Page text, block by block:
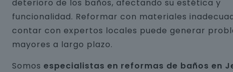
deterioro de los baños, afectando su estética y
funcionalidad. Reformar con materiales
contar con expertos locales puede generar
mayores a largo plazo.
Somos especialistas en reformas de baños en